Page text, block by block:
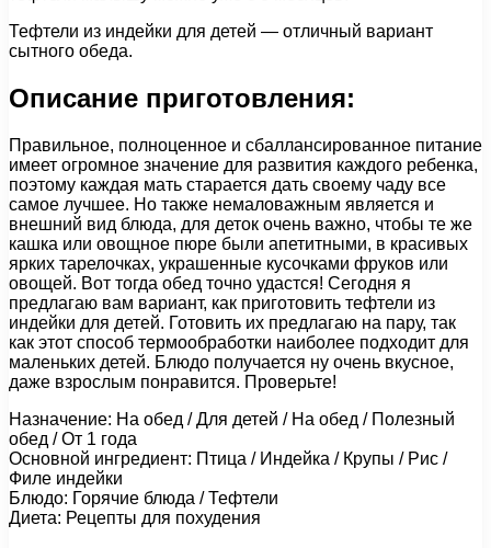
Тефтели из индейки для детей — отличный вариант
сытного обеда.
Описание приготовления:
Правильное, полноценное и сбаллансированное питание
имеет огромное значение для развития каждого ребенка,
поэтому каждая мать старается дать своему чаду все
самое лучшее. Но также немаловажным является и
внешний вид блюда, для деток очень важно, чтобы те же
кашка или овощное пюре были апетитными, в красивых
ярких тарелочках, украшенные кусочками фруков или
овощей. Вот тогда обед точно удастся! Сегодня я
предлагаю вам вариант, как приготовить тефтели из
индейки для детей. Готовить их предлагаю на пару, так
как этот способ термообработки наиболее подходит для
маленьких детей. Блюдо получается ну очень вкусное,
даже взрослым понравится. Проверьте!
Назначение: На обед / Для детей / На обед / Полезный
обед / От 1 года
Основной ингредиент: Птица / Индейка / Крупы / Рис /
Филе индейки
Блюдо: Горячие блюда / Тефтели
Диета: Рецепты для похудения